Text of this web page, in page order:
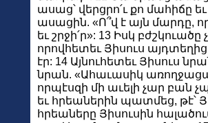
ասաց՝ վերցրո՛ւ քո մահիճը
ասացին. «Ո՞վ է այն մարդը,
եւ շրջի՛ր»: 13 Իսկ
որովհետեւ Յիսուս
էր: 14 Այնուհետեւ Յիսուս
նրան. «Ահաւասիկ
որպէսզի մի աւելի չար բան
եւ հրեաներին պատմեց, թէ՝
հրեաները Յիսուսին